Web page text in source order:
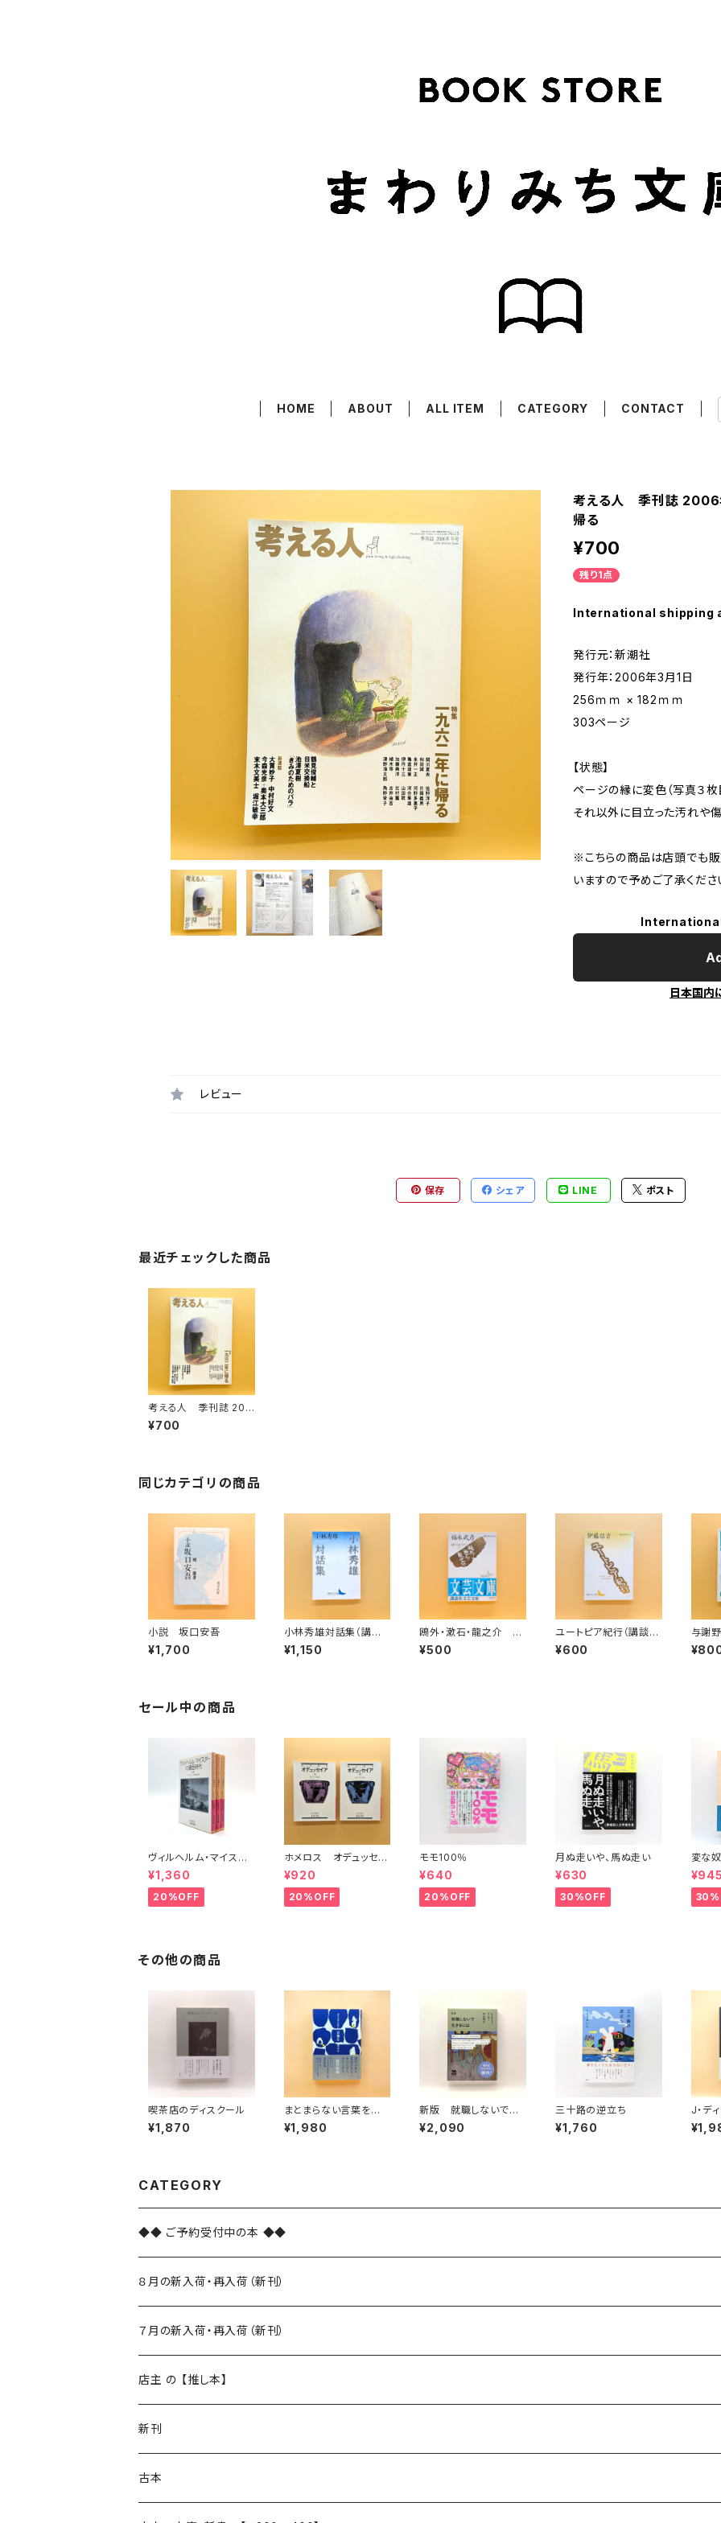
HOME ABOUT ALL ITEM CATEGORY CONTACT
考える人 季刊誌
帰る
¥700
残り1点
International shipping
発行元：新潮社
発行年：2006年3月1日
256ｍｍ × 182ｍｍ
303ページ
【状態】
ページの縁に変色（写真３枚
それ以外に目立った汚れや傷
※こちらの商品は店頭でも販
いますので予めご了承くださ
日本国内
レビュー
保存 シェア LINE ポスト
最近チェックした商品
考える人 季刊誌 200
6年 冬号 No.15 一
九六二年に帰る
¥700
同じカテゴリの商品
小説 坂口安吾
¥1,700
小林秀雄対話集（講談
社文芸文庫）
¥1,150
鴎外・漱石・龍之介 意
中の文士たち㊤（講談
社文芸文庫）
¥500
ユートピア紀行（講談社
文芸文庫）
¥600
与謝
波文庫
セール中の商品
ヴィルヘルム・マイスタ
ーの遍歴時代 (上)(中)
(下)（岩波文庫）
¥1,360
20%OFF
ホメロス オデュッセイ
ア(上)(下) （岩波文庫）
¥920
20%OFF
モモ100％
¥640
20%OFF
月ぬ走いや、馬ぬ走い
¥630
30%OFF
変な
¥945
その他の商品
喫茶店のディスクール
¥1,870
まとまらない言葉を生き
る
¥1,980
新版 就職しないで生
きるには
¥2,090
三十路の逆立ち
¥1,760
J・デ
ビート
CATEGORY
◆◆ ご予約受付中の本 ◆◆
８月の新入荷・再入荷（新刊）
新入荷
再入荷
７月の新入荷・再入荷（新刊）
新入荷
再入荷
店主 の 【推し本】
新刊
本 の あれこれ
古本